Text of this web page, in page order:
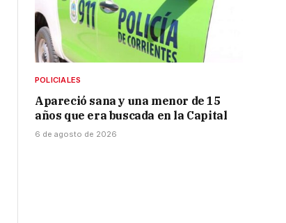
POLICIALES
Apareció sana y una menor de 15
años que era buscada en la Capital
6 de agosto de 2026